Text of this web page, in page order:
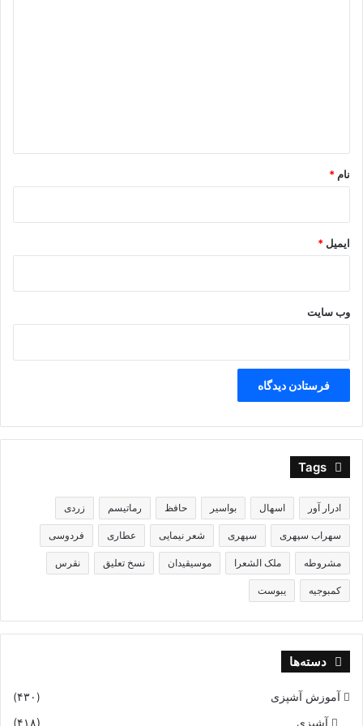
نام *
ایمیل *
وب‌ سایت
Tags
ادرار آور اسهال بواسیر حافظ رماتیسم زردی
سهراب سپهری سپهری شعر نیمایی عطاری فردوسی
مشروطه ملک الشعرا موسیقیدان نسخ تعلیق نقرس
کمبوجیه یبوست
دسته‌ها
آموزش آشپزی (۴۳۰)
آشپزی (۴۱۸)